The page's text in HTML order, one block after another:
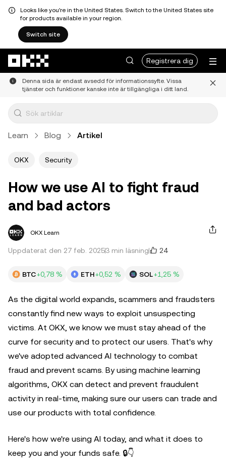
Looks like you're in the United States. Switch to the United States site
for products available in your region.
Switch site
Registrera dig
Denna sida är endast avsedd för informationssyfte. Vissa
tjänster och funktioner kanske inte är tillgängliga i ditt land.
Learn Blog Artikel
OKX Security
How we use AI to fight fraud
and bad actors
OKX Learn
Uppdaterat den 27 feb. 20253 min läsning 24
BTC+0,78 % ETH+0,52 % SOL+1,25 %
As the digital world expands, scammers and fraudsters
constantly find new ways to exploit unsuspecting
victims. At OKX, we know we must stay ahead of the
curve for security and to protect our users. That's why
we've adopted advanced AI technology to combat
fraud and prevent scams. By using machine learning
algorithms, OKX can detect and prevent fraudulent
activity in real-time, making sure our users can trade and
use our products with total confidence.
Here's how we're using AI today, and what it does to
keep you and your funds safe. 🔒👇